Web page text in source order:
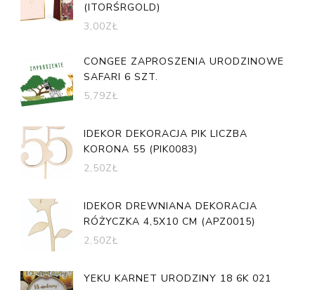
(ITORŚRGOLD)
3,00ZŁ
CONGEE ZAPROSZENIA URODZINOWE
SAFARI 6 SZT.
5,79ZŁ
IDEKOR DEKORACJA PIK LICZBA
KORONA 55 (PIK0083)
2,50ZŁ
IDEKOR DREWNIANA DEKORACJA
RÓŻYCZKA 4,5X10 CM (APZ0015)
2,50ZŁ
YEKU KARNET URODZINY 18 6K 021